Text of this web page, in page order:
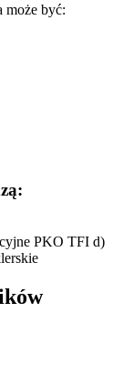
może być:
PKO TFI d)